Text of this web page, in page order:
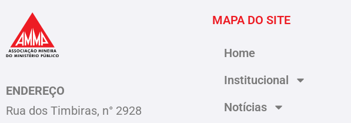
ENDEREÇO
Rua dos Timbiras, n° 2928
MAPA DO SITE
Home
Institucional
Notícias